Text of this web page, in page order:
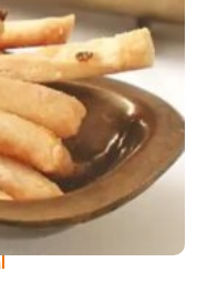
Cebola E Salsa